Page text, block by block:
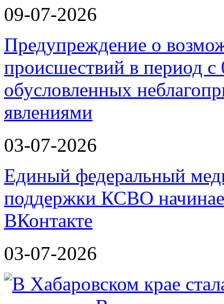
09-07-2026
Предупреждение о
происшествий в период
обусловленных
явлениями
03-07-2026
Единый федеральный
поддержки КСВО
ВКонтакте
03-07-2026